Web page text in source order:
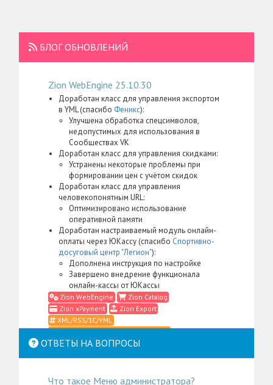
БЛОГ ОБНОВЛЕНИЙ
Zion WebEngine 25.10.30
Доработан класс для управления экспортом
в YML (спасибо Феникс):
Улучшена обработка спецсимволов,
недопустимых для использования в
Сообществах VK
Доработан класс для управления скидками:
Устранены некоторые проблемы при
формировании цен с учётом скидок
Доработан класс для управления
человекопонятным URL:
Оптимизировано использование
оперативной памяти
Доработан настраиваемый модуль онлайн-
оплаты через ЮКассу (спасибо Спортивно-
досуговый центр "Легион"):
Дополнена инструкция по настройке
Завершено внедрение функционала
онлайн-кассы от ЮКассы
Zion WebEngine
Zion Catalog
Zion xPayment
Zion Export
XML/RSS/1С/YML
Импорт/Экспорт
Классы
Помощники/Мастеры/Инструкции/Подсказки
ОТВЕТЫ НА ВОПРОСЫ
Что такое Меню администратора?